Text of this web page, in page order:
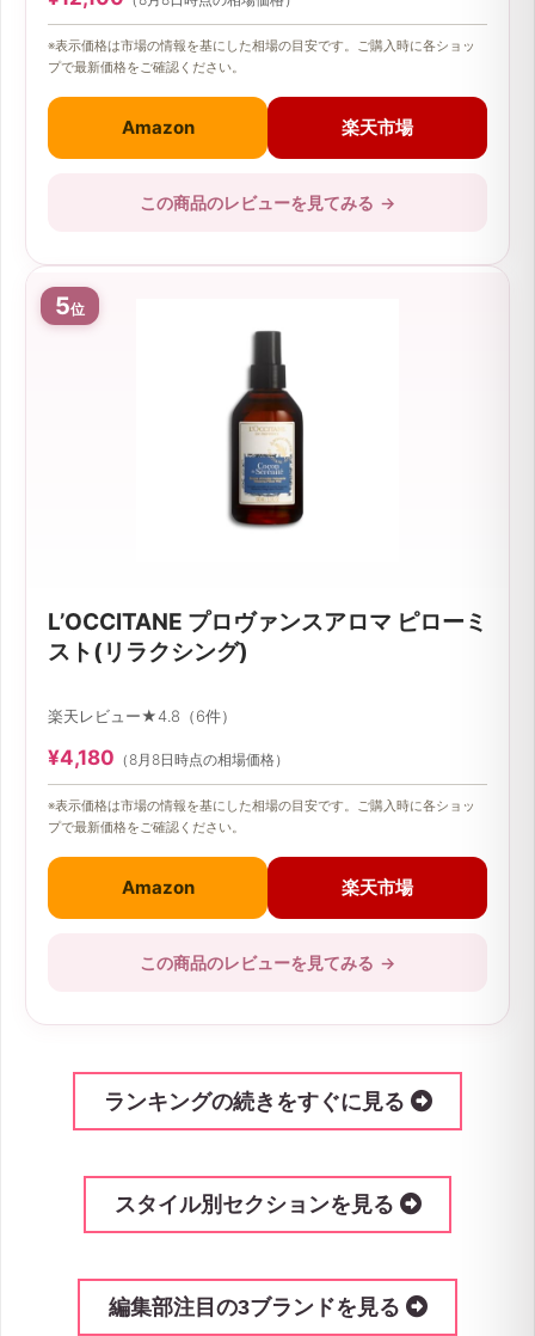
※表示価格は市場の情報を基にした相場の目安です。ご購入時に各ショッ
プで最新価格をご確認ください。
Amazon 楽天市場
この商品のレビューを見てみる →
5位
L’OCCITANE プロヴァンスアロマ ピローミ
スト(リラクシング)
楽天レビュー★4.8（6件）
¥4,180 （8月8日時点の相場価格）
※表示価格は市場の情報を基にした相場の目安です。ご購入時に各ショッ
プで最新価格をご確認ください。
Amazon 楽天市場
この商品のレビューを見てみる →
ランキングの続きをすぐに見る
スタイル別セクションを見る
編集部注目の3ブランドを見る